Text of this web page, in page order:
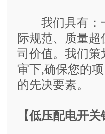
我们具有：一
际规范、质量
司价值。我们策
审下,确保您的
的先决要素。
【低压配电开